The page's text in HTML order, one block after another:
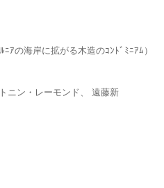
ｱの海岸に拡がる木造のｺﾝﾄﾞﾐﾆｱﾑ）
ニン・レーモンド、 遠藤新